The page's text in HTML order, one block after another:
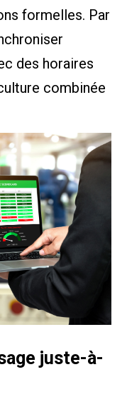
formelles. Par
des horaires
combinée
juste-à-